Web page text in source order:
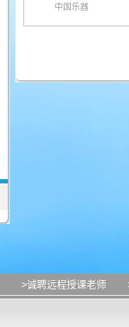
中国乐器
>诚聘远程授课老师